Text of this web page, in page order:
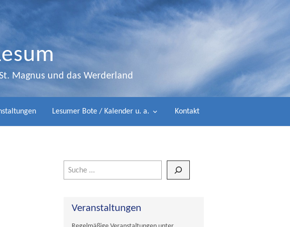
Magnus und das Werderland
Lesumer Bote / Kalender u. a. Kontakt
Veranstaltungen